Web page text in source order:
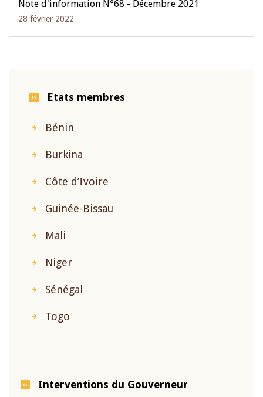
Note d'information N°68 - Décembre 2021
28 février 2022
Etats membres
Bénin
Burkina
Côte d’Ivoire
Guinée-Bissau
Mali
Niger
Sénégal
Togo
Interventions du Gouverneur